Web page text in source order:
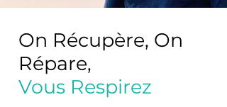
On Récupère, On
Répare,
Vous Respirez